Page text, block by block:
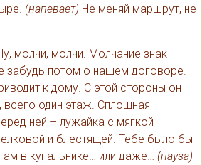
(напевает) Не меняй маршрут, не
молчи, молчи. Молчание знак
забудь потом о нашем договоре.
к дому. С этой стороны он
один этаж. Сплошная
ней – лужайка с мягкой-
и блестящей. Тебе было бы
в купальнике… или даже… (пауза)